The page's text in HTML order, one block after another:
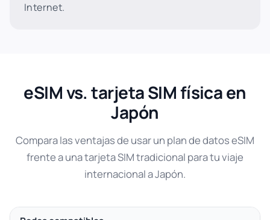
Internet.
eSIM vs. tarjeta SIM física en
Japón
Compara las ventajas de usar un plan de datos eSIM
frente a una tarjeta SIM tradicional para tu viaje
internacional a Japón.